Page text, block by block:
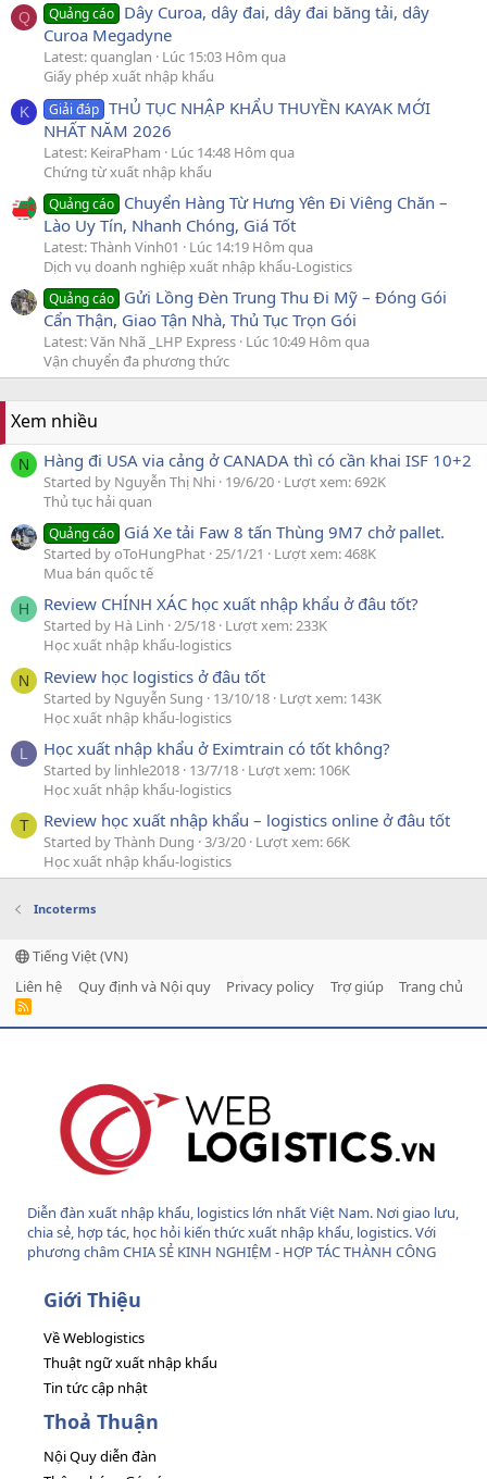
Q Quảng cáo Dây Curoa, dây đai, dây đai băng tải, dây
Curoa Megadyne
Latest: quanglan
Lúc 15:03 Hôm qua
Giấy phép xuất nhập khẩu
K Giải đáp THỦ TỤC NHẬP KHẨU THUYỀN KAYAK MỚI
NHẤT NĂM 2026
Latest: KeiraPham
Lúc 14:48 Hôm qua
Chứng từ xuất nhập khẩu
Quảng cáo Chuyển Hàng Từ Hưng Yên Đi Viêng Chăn –
Lào Uy Tín, Nhanh Chóng, Giá Tốt
Latest: Thành Vinh01
Lúc 14:19 Hôm qua
Dịch vụ doanh nghiệp xuất nhập khẩu-Logistics
Quảng cáo Gửi Lồng Đèn Trung Thu Đi Mỹ – Đóng Gói
Cẩn Thận, Giao Tận Nhà, Thủ Tục Trọn Gói
Latest: Văn Nhã _LHP Express Lúc 10:49 Hôm qua
Vận chuyển đa phương thức
Xem nhiều
N Hàng đi USA via cảng ở CANADA thì có cần khai ISF 10+2
Started by Nguyễn Thị Nhi 19/6/20 Lượt xem: 692K
Thủ tục hải quan
Quảng cáo Giá Xe tải Faw 8 tấn Thùng 9M7 chở pallet.
Started by oToHungPhat 25/1/21
Lượt xem: 468K
Mua bán quốc tế
H Review CHÍNH XÁC học xuất nhập khẩu ở đâu tốt?
Started by Hà Linh 2/5/18 Lượt xem: 233K
Học xuất nhập khẩu-logistics
N Review học logistics ở đâu tốt
Started by Nguyễn Sung 13/10/18 Lượt xem: 143K
Học xuất nhập khẩu-logistics
L Học xuất nhập khẩu ở Eximtrain có tốt không?
Started by linhle2018 13/7/18 Lượt xem: 106K
Học xuất nhập khẩu-logistics
T Review học xuất nhập khẩu – logistics online ở đâu tốt
Started by Thành Dung 3/3/20 Lượt xem: 66K
Học xuất nhập khẩu-logistics
Incoterms
Tiếng Việt (VN)
Liên hệ
Quy định và Nội quy Privacy policy Trợ giúp Trang chủ
R
Diễn đàn xuất nhập khẩu, logistics lớn nhất Việt Nam. Nơi giao lưu,
chia sẻ, hợp tác, học hỏi kiến thức xuất nhập khẩu, logistics. Với
phương châm CHIA SẺ KINH NGHIỆM - HỢP TÁC THÀNH CÔNG
Giới Thiệu
Về Weblogistics
Thuật ngữ xuất nhập khẩu
Tin tức cập nhật
Thoả Thuận
Nội Quy diễn đàn